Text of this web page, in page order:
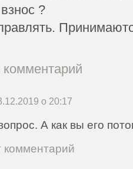
?
комментарий
о 20:17
А как вы его
комментарий